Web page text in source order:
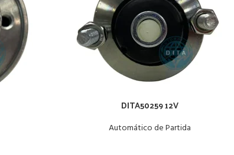
DITA50259 12V
Automático de Partida